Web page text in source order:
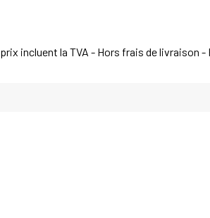
incluent la TVA - Hors frais de livraison